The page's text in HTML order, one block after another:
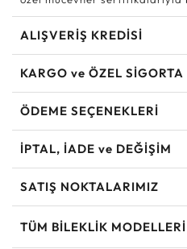
ALIŞVERİŞ KREDİSİ
KARGO ve ÖZEL SİGORTA
ÖDEME SEÇENEKLERİ
İPTAL, İADE ve DEĞİŞİM
SATIŞ NOKTALARIMIZ
TÜM BILEKLIK MODELLERI